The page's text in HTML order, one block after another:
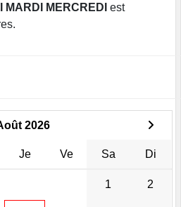
MARDI MERCREDI est
2026
Je Ve Sa Di
1 2